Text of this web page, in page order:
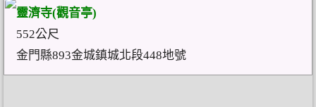
靈濟寺(觀音亭)
552公尺
金門縣893金城鎮城北段448地號